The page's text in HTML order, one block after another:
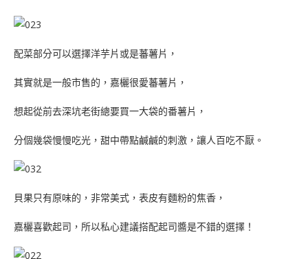
配菜部分可以選擇洋芋片或是蕃薯片，
其實就是一般市售的，嘉欐很愛蕃薯片，
想起從前去深坑老街總要買一大袋的番薯片，
分個幾袋慢慢吃光，甜中帶點鹹鹹的刺激，讓人百吃不厭。
貝果只有原味的，非常美式，表皮有麵粉的焦香，
嘉欐喜歡起司，所以私心建議搭配起司醬是不錯的選擇！